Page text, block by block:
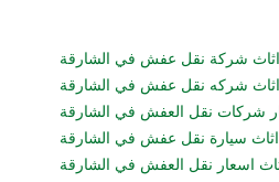
شركة نقل عفش في الشارقة
شركه نقل عفش في الشارقة
شركات نقل العفش في الشارقة
سيارة نقل عفش في الشارقة
اسعار نقل العفش في الشارقة